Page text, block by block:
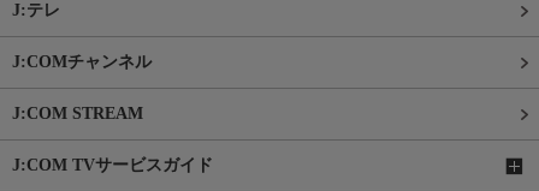
J:テレ
J:COMチャンネル
J:COM STREAM
J:COM TVサービスガイド